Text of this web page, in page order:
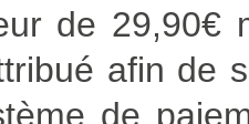
de 29,90€
afin de
de